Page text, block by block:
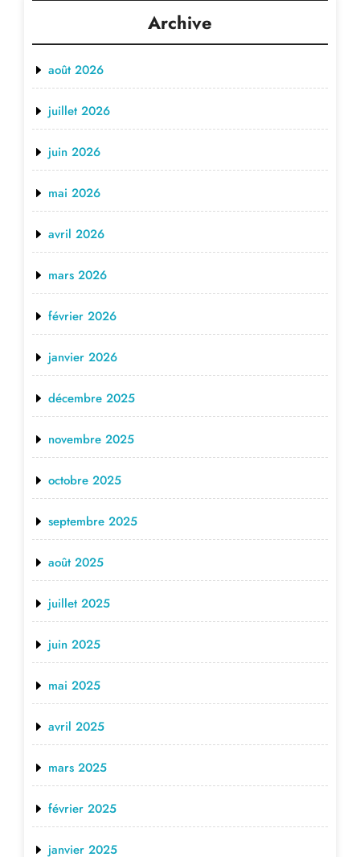
Archive
août 2026
juillet 2026
juin 2026
mai 2026
avril 2026
mars 2026
février 2026
janvier 2026
décembre 2025
novembre 2025
octobre 2025
septembre 2025
août 2025
juillet 2025
juin 2025
mai 2025
avril 2025
mars 2025
février 2025
janvier 2025